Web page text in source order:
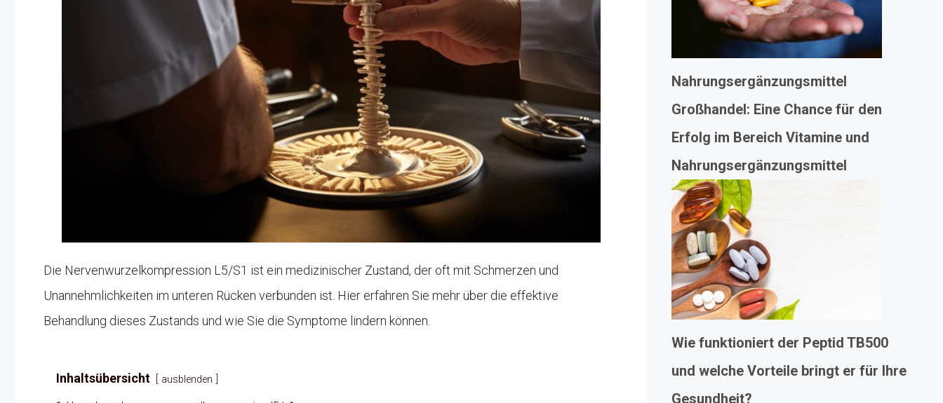
Die Nervenwurzelkompression L5/S1 ist ein medizinischer Zustand, der oft mit Schmerzen und
Unannehmlichkeiten im unteren Rücken verbunden ist. Hier erfahren Sie mehr über die effektive
Behandlung dieses Zustands und wie Sie die Symptome lindern können.
Inhaltsübersicht ausblenden
Nahrungsergänzungsmittel
Großhandel: Eine Chance für den
Erfolg im Bereich Vitamine und
Nahrungsergänzungsmittel
Wie funktioniert der Peptid TB500
und welche Vorteile bringt er für Ihre
Gesundheit?